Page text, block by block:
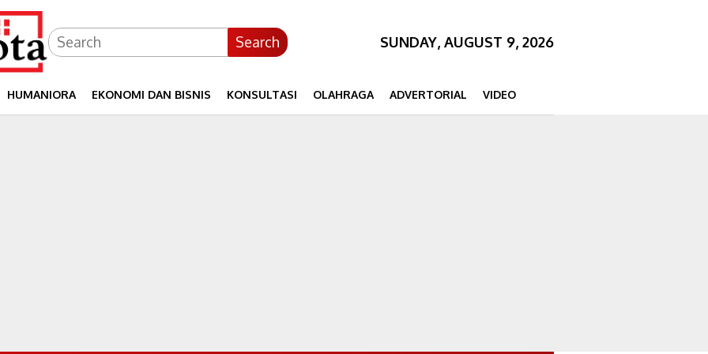
Search SUNDAY, AUGUST 9, 2026
HUMANIORA EKONOMI DAN BISNIS KONSULTASI OLAHRAGA ADVERTORIAL VIDEO